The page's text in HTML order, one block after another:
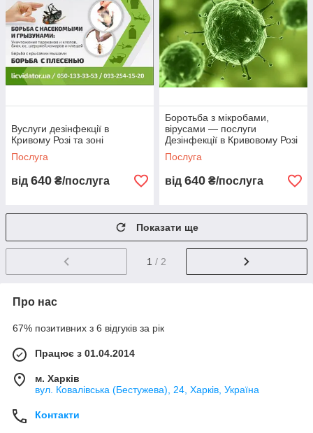
Вуслуги дезінфекції в
Кривому Розі та зоні
Послуга
від 640 ₴/послуга
Боротьба з мікробами,
вірусами — послуги
Дезінфекції в Кривовому Розі
Послуга
від 640 ₴/послуга
Показати ще
1 / 2
Про нас
67% позитивних з 6 відгуків за рік
Працює з 01.04.2014
м. Харків
вул. Ковалівська (Бестужева), 24, Харків, Україна
Контакти